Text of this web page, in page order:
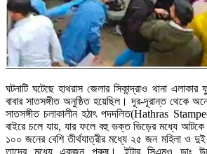
ঘটনাটি ঘটেছে হাথরাস জেলার সিকান্দ্রাও থানা
বাবার সাতসঙ্গীত অনুষ্ঠিত হয়েছিল। দূর-দূরান্ত থেকে
সাতসঙ্গীত চলাকালীন হঠাৎ পদদলিত(Hathras
বাইরে চলে যায়, যার ফলে বহু ভক্ত ভিড়ের মধ্যে
১০০ জনের বেশি তীর্থযাত্রীর মধ্যে ২৫ জন মহিলা ও
তাদের মধ্যে একজন পুরুষ। ইটার সিএমও ডাঃ